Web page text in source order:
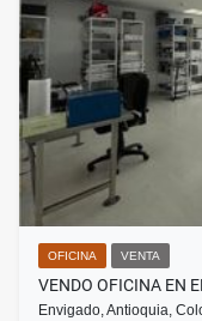
OFICINA VENTA
VENDO OFICINA EN
Envigado, Antioquia,